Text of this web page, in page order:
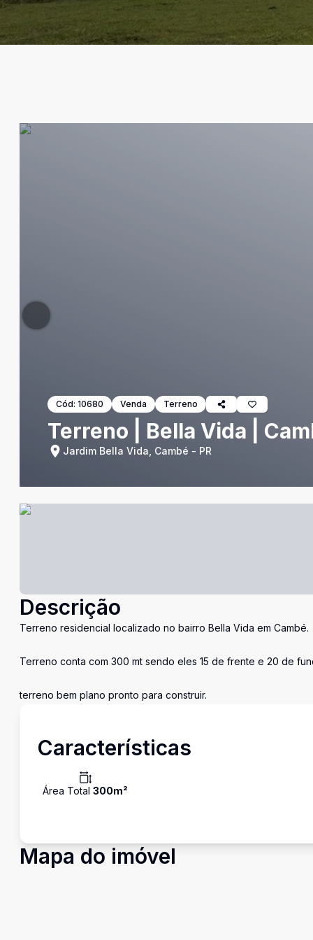
Cód: 10680 Venda Terreno
Terreno | Bella Vida |
Jardim Bella Vida, Cambé - PR
Descrição
Terreno residencial localizado no bairro Bella Vida em Cambé.
Terreno conta com 300 mt sendo eles 15 de frente e 20 de
terreno bem plano pronto para construir.
Características
Área Total 300m²
Mapa do imóvel